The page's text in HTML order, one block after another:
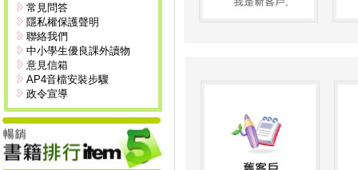
常見問答
隱私權保護聲明
聯絡我們
中小學生優良課外讀物
意見信箱
AP4音檔安裝步驟
政令宣導